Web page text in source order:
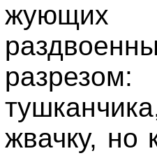
жующих
жвачку, но